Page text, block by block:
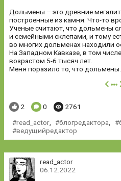
Дольмены – это древние
построенные из камня. Что-то
Ученые считают, что дольмены
и семейными склепами, и тому
во многих дольменах находили
На Западном Кавказе, в том
возрастом 5-6 тысяч лет.
Меня поразило то, что дольмены...
Понравилось:
2 Комментариев:
0 Просмотров:
2761
read_actor, блогредактора
ведущийредактор
read_actor
06.12.2022